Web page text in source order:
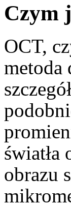
Czym
OCT,
metoda
obrazu